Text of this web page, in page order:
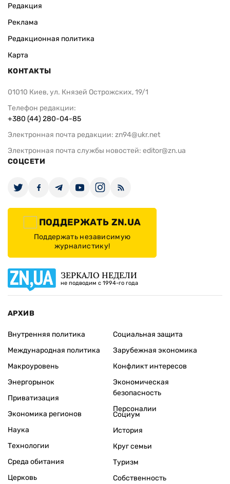
Редакция
Реклама
Редакционная политика
Карта
КОНТАКТЫ
01010 Киев, ул. Князей Острожских, 19/1
Телефон редакции:
+380 (44) 280-04-85
Электронная почта редакции: zn94@ukr.net
Электронная почта службы новостей: editor@zn.ua
СОЦСЕТИ
ПОДДЕРЖАТЬ ZN.UA
Поддержать независимую
журналистику!
ЗЕРКАЛО НЕДЕЛИ
не подводим с 1994-го года
АРХИВ
Внутренняя политика
Международная политика
Макроуровень
Энергорынок
Приватизация
Экономика регионов
Социальная защита
Зарубежная экономика
Конфликт интересов
Экономическая
безопасность
Персоналии
Наука
Технологии
Среда обитания
Церковь
Социум
История
Круг семьи
Туризм
Собственность